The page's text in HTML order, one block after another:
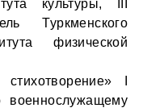
культуры, III
Туркменского
физической
I
военнослужащему